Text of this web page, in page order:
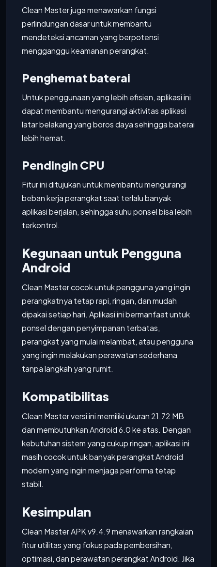
Clean Master juga menawarkan fungsi
perlindungan dasar untuk membantu
mendeteksi ancaman yang berpotensi
mengganggu keamanan perangkat.
Penghemat baterai
Untuk penggunaan yang lebih efisien, aplikasi ini
dapat membantu mengurangi aktivitas aplikasi
latar belakang yang boros daya sehingga baterai
lebih hemat.
Pendingin CPU
Fitur ini ditujukan untuk membantu mengurangi
beban kerja perangkat saat terlalu banyak
aplikasi berjalan, sehingga suhu ponsel bisa lebih
terkontrol.
Kegunaan untuk Pengguna
Android
Clean Master cocok untuk pengguna yang ingin
perangkatnya tetap rapi, ringan, dan mudah
dipakai setiap hari. Aplikasi ini bermanfaat untuk
ponsel dengan penyimpanan terbatas,
perangkat yang mulai melambat, atau pengguna
yang ingin melakukan perawatan sederhana
tanpa langkah yang rumit.
Kompatibilitas
Clean Master versi ini memiliki ukuran 21.72 MB
dan membutuhkan Android 6.0 ke atas. Dengan
kebutuhan sistem yang cukup ringan, aplikasi ini
masih cocok untuk banyak perangkat Android
modern yang ingin menjaga performa tetap
stabil.
Kesimpulan
Clean Master APK v9.4.9 menawarkan rangkaian
fitur utilitas yang fokus pada pembersihan,
optimasi, dan perawatan perangkat Android. Jika